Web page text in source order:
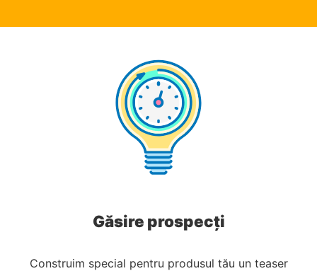
Găsire prospecți
Construim special pentru produsul tău un teaser